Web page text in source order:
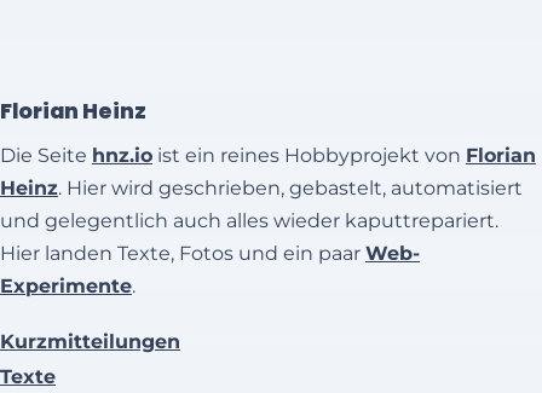
Florian Heinz
Die Seite hnz.io ist ein reines Hobbyprojekt von Florian
Heinz. Hier wird geschrieben, gebastelt, automatisiert
und gelegentlich auch alles wieder kaputtrepariert.
Hier landen Texte, Fotos und ein paar Web-
Experimente.
Kurzmitteilungen
Texte